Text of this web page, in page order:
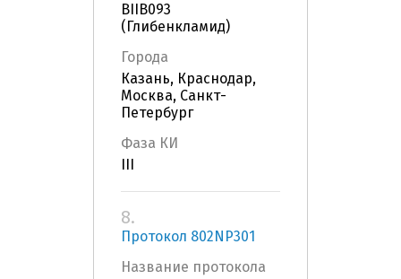
BIIB093
(Глибенкламид)
Города
Казань, Краснодар,
Москва, Санкт-
Петербург
Фаза КИ
8.
Протокол 802NP301
Название протокола